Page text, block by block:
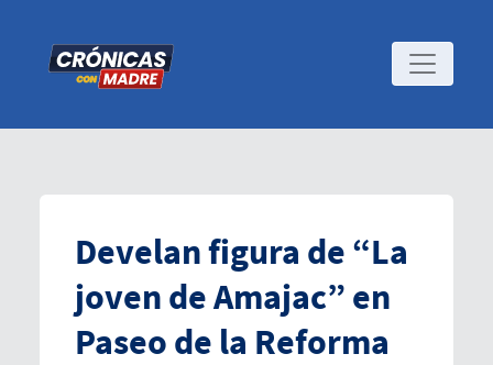
Develan figura de “La
joven de Amajac” en
Paseo de la Reforma